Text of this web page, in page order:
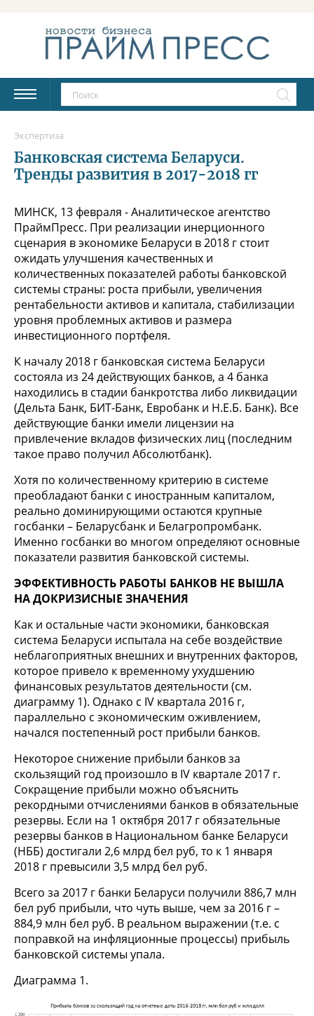
Экспертиза
Банковская система Беларуси.
Тренды развития в 2017-2018 гг
МИНСК, 13 февраля - Аналитическое агентство
ПраймПресс. При реализации инерционного
сценария в экономике Беларуси в 2018 г стоит
ожидать улучшения качественных и
количественных показателей работы банковской
системы страны: роста прибыли, увеличения
рентабельности активов и капитала, стабилизации
уровня проблемных активов и размера
инвестиционного портфеля.
К началу 2018 г банковская система Беларуси
состояла из 24 действующих банков, а 4 банка
находились в стадии банкротства либо ликвидации
(Дельта Банк, БИТ-Банк, Евробанк и Н.Е.Б. Банк). Все
действующие банки имели лицензии на
привлечение вкладов физических лиц (последним
такое право получил Абсолютбанк).
Хотя по количественному критерию в системе
преобладают банки с иностранным капиталом,
реально доминирующими остаются крупные
госбанки – Беларусбанк и Белагропромбанк.
Именно госбанки во многом определяют основные
показатели развития банковской системы.
ЭФФЕКТИВНОСТЬ РАБОТЫ БАНКОВ НЕ ВЫШЛА
НА ДОКРИЗИСНЫЕ ЗНАЧЕНИЯ
Как и остальные части экономики, банковская
система Беларуси испытала на себе воздействие
неблагоприятных внешних и внутренних факторов,
которое привело к временному ухудшению
финансовых результатов деятельности (см.
диаграмму 1). Однако с IV квартала 2016 г,
параллельно с экономическим оживлением,
начался постепенный рост прибыли банков.
Некоторое снижение прибыли банков за
скользящий год произошло в IV квартале 2017 г.
Сокращение прибыли можно объяснить
рекордными отчислениями банков в обязательные
резервы. Если на 1 октября 2017 г обязательные
резервы банков в Национальном банке Беларуси
(НББ) достигали 2,6 млрд бел руб, то к 1 января
2018 г превысили 3,5 млрд бел руб.
Всего за 2017 г банки Беларуси получили 886,7 млн
бел руб прибыли, что чуть выше, чем за 2016 г –
884,9 млн бел руб. В реальном выражении (т.е. с
поправкой на инфляционные процессы) прибыль
банковской системы упала.
Диаграмма 1.